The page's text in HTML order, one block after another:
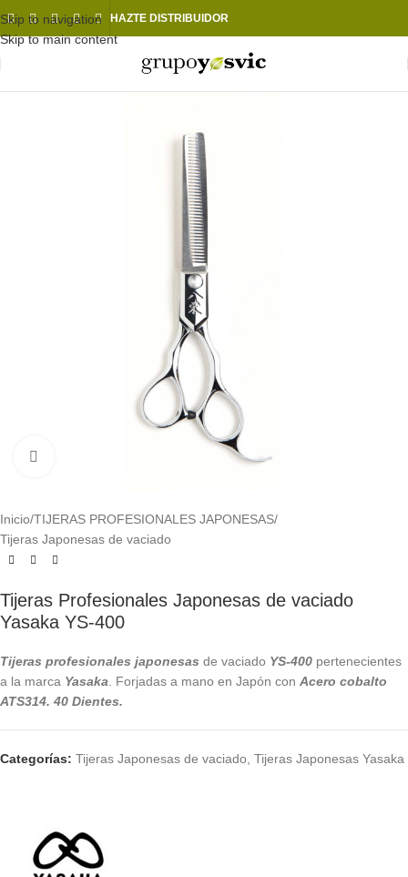
Skip to navigation
Skip to main content
HAZTE DISTRIBUIDOR
Inicio/TIJERAS PROFESIONALES JAPONESAS/
Tijeras Japonesas de vaciado
Tijeras Profesionales Japonesas de vaciado
Yasaka YS-400
Tijeras profesionales japonesas de vaciado YS-400 pertenecientes
a la marca Yasaka . Forjadas a mano en Japón con Acero cobalto
ATS314. 40 Dientes.
Categorías: Tijeras Japonesas de vaciado Tijeras Japonesas Yasaka